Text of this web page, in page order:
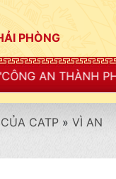
PHÒNG
HẢI PHÒNG
CATP » VÌ AN